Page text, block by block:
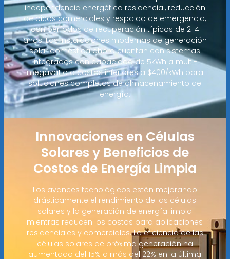
independencia energética residencial, reducción
de picos comerciales y respaldo de emergencia,
con períodos de recuperación típicos de 2-4
años. Las instalaciones modernas de generación
solar doméstica ahora cuentan con sistemas
integrados con capacidad de 5kWh a multi-
megavatio a costos inferiores a $400/kWh para
soluciones completas de almacenamiento de
energía.
Innovaciones en Células
Solares y Beneficios de
Costos de Energía Limpia
Los avances tecnológicos están mejorando
drásticamente el rendimiento de las células
solares y la generación de energía limpia
mientras reducen los costos para aplicaciones
residenciales y comerciales. La eficiencia de las
células solares de próxima generación ha
aumentado del 15% a más del 22% en la última